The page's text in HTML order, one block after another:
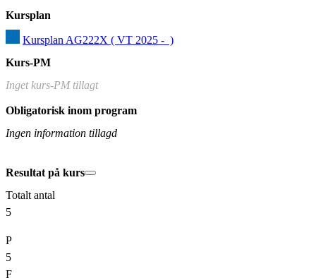
Kursplan
Kursplan AG222X ( VT 2025 -  )
Kurs-PM
Inget kurs-PM tillagt
Obligatorisk inom program
Ingen information tillagd
Resultat på kurs
Totalt antal
5
P
5
F